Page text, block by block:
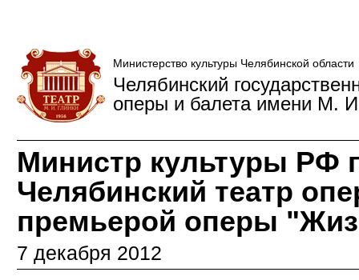
Министерство культуры Челябинской области
Челябинский
оперы и балета имени М.
Министр культуры РФ
Челябинский театр
премьерой оперы
7 декабря 2012